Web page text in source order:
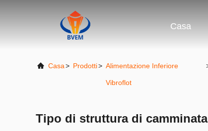
Casa
Casa> Prodotti> Alimentazione Inferiore
Vibroflot
Tipo di struttura di